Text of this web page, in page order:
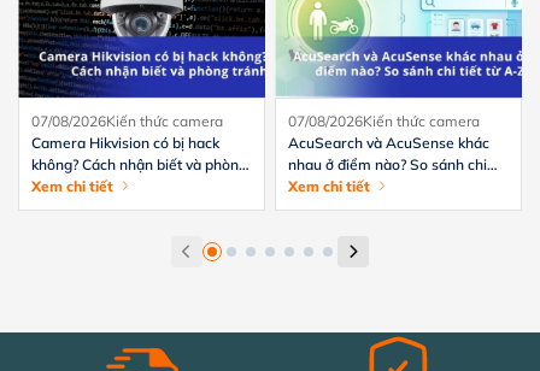
07/08/2026Kiến thức camera
Camera Hikvision có bị hack
không? Cách nhận biết và phòng
tránh hiệu quả
Xem chi tiết
07/08/2026Kiến thức camera
AcuSearch và AcuSense khác
nhau ở điểm nào? So sánh chi
tiết từ A-Z
Xem chi tiết